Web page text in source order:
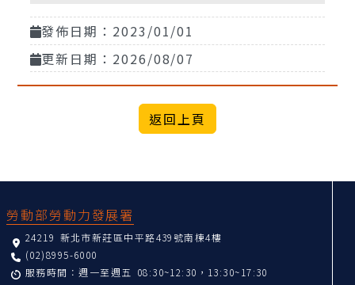
發佈日期：2023/01/01
更新日期：2026/08/07
勞動部勞動力發展署
24219 新北市新莊區中平路439號南棟4樓
(02)8995-6000
服務時間：週一至週五 08:30~12:30，13:30~17:30